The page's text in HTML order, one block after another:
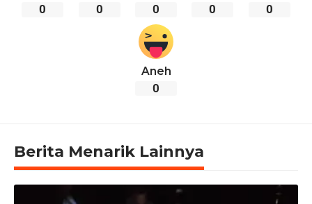
0 0 0 0 0
Aneh
0
Berita Menarik Lainnya